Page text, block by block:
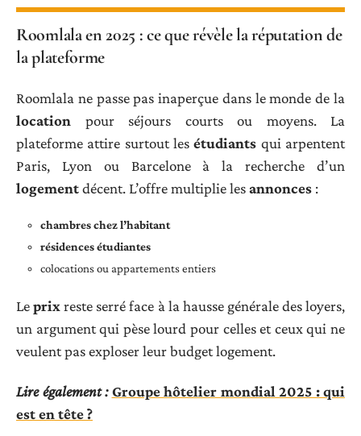
Roomlala en 2025 : ce que révèle la réputation de
la plateforme
Roomlala ne passe pas inaperçue dans le monde de la
location pour séjours courts ou moyens. La
plateforme attire surtout lesétudiants qui arpentent
Paris, Lyon ou Barcelone à la recherche d’un
logementdécent. L’offre multiplie lesannonces :
chambres chez l’habitant
résidences étudiantes
colocations ou appartements entiers
Leprix reste serré face à la hausse générale des loyers,
un argument qui pèse lourd pour celles et ceux qui ne
veulent pas exploser leur budget logement.
Lire également : Groupe hôtelier mondial 2025 : qui
est en tête ?